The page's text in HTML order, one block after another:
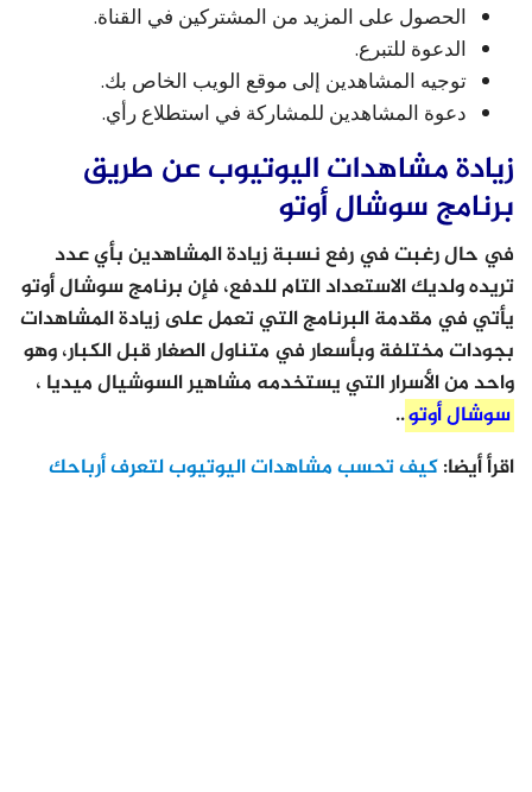
الحصول على المزيد من المشتركين في القناة.
الدعوة للتبرع.
توجيه المشاهدين إلى موقع الويب الخاص بك.
دعوة المشاهدين للمشاركة في استطلاع رأي.
زيادة مشاهدات اليوتيوب عن طريق
برنامج سوشال أوتو
في حال رغبت في رفع نسبة زيادة المشاهدين بأي عدد
تريده ولديك الاستعداد التام للدفع، فإن برنامج سوشال أوتو
يأتي في مقدمة البرنامج التي تعمل على زيادة المشاهدات
بجودات مختلفة وبأسعار في متناول الصغار قبل الكبار، وهو
واحد من الأسرار التي يستخدمه مشاهير السوشيال ميديا ،
سوشال أوتو..
اقرأ أيضا:كيف تحسب مشاهدات اليوتيوب لتعرف أرباحك